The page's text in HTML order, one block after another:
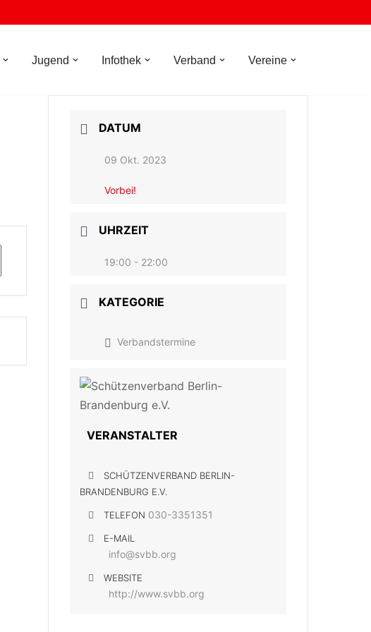
Jugend Infothek Verband Vereine
DATUM
09 Okt. 2023
Vorbei!
UHRZEIT
19:00 - 22:00
KATEGORIE
Verbandstermine
VERANSTALTER
SCHÜTZENVERBAND BERLIN-
BRANDENBURG E.V.
TELEFON 030-3351351
E-MAIL
info@svbb.org
WEBSITE
http://www.svbb.org